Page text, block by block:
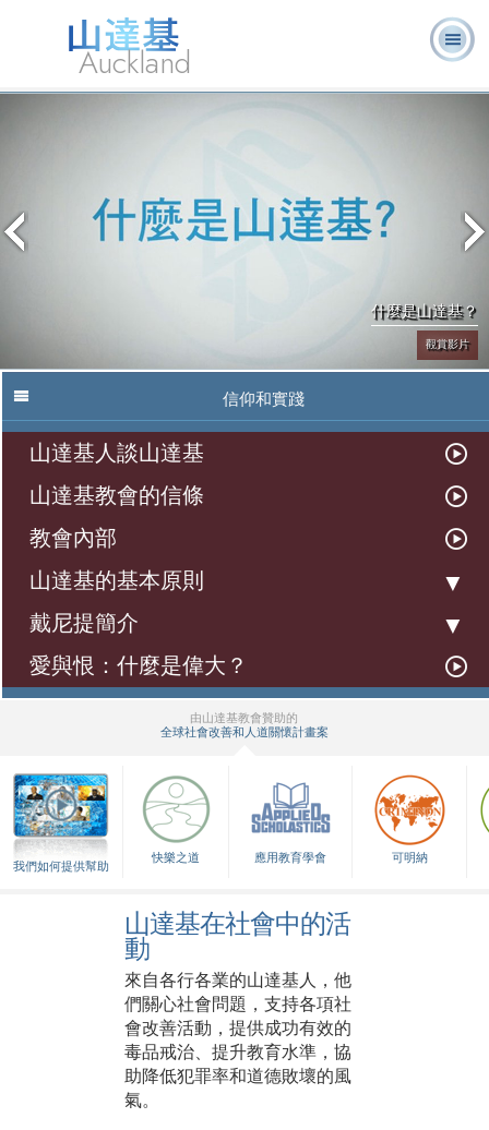
Auckland
什麼是山達基？
觀賞影片
信仰和實踐
山達基人談山達基
山達基教會的信條
教會內部
山達基的基本原則
戴尼提簡介
愛與恨：什麼是偉大？
由山達基教會贊助的
全球社會改善和人道關懷計畫案
我們如何提供幫助
快樂之道 應用教育學會 可明納
山達基在社會中的活
動
來自各行各業的山達基人，他
們關心社會問題，支持各項社
會改善活動，提供成功有效的
毒品戒治、提升教育水準，協
助降低犯罪率和道德敗壞的風
氣。